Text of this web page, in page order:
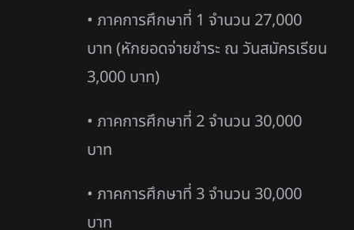
• ภาคการศึกษาที่ 1 จำนวน 27,000
บาท (หักยอดจ่ายชำระ ณ วันสมัครเรียน
3,000 บาท)
• ภาคการศึกษาที่ 2 จำนวน 30,000
บาท
• ภาคการศึกษาที่ 3 จำนวน 30,000
บาท